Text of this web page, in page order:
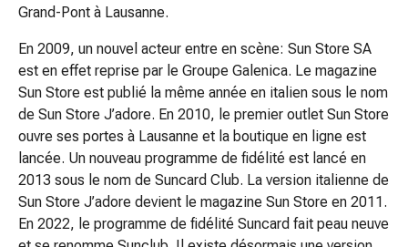
désinfection
des
plaies
Pansement
spray
Sutures
cutanées
adhésives
et
Grand-Pont à Lausanne.
En 2009, un nouvel acteur entre en scène: Sun Store SA
est en effet reprise par le Groupe Galenica. Le magazine
Sun Store est publié la même année en italien sous le nom
de Sun Store J’adore. En 2010, le premier outlet Sun Store
ouvre ses portes à Lausanne et la boutique en ligne est
lancée. Un nouveau programme de fidélité est lancé en
2013 sous le nom de Suncard Club. La version italienne de
Sun Store J’adore devient le magazine Sun Store en 2011.
En 2022, le programme de fidélité Suncard fait peau neuve